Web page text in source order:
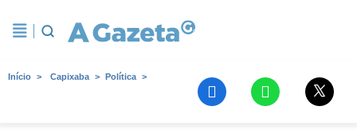
Início Capixaba Política